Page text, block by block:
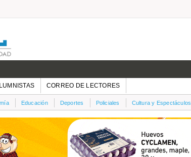
CORREO DE LECTORES
Educación Deportes Policiales Cultura y Espectáculos